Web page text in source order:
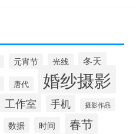
元宵节 光线 冬天
唐代 婚纱摄影
工作室 手机 摄影作品
数据 时间 春节